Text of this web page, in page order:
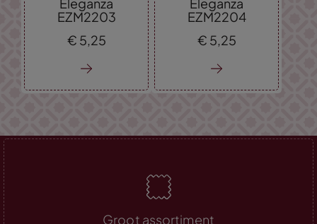
EZM2203
€ 5,25
EZM2204
€ 5,25
Groot assortiment